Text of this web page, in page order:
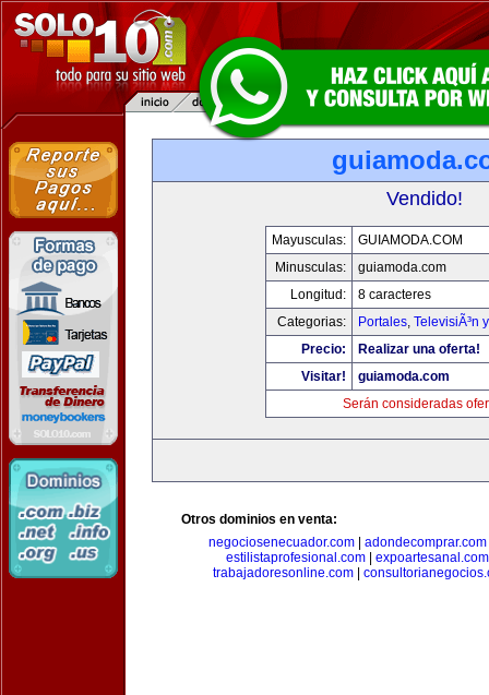
Vendido!
Mayusculas:
GUIAMODA.COM
Minusculas:
guiamoda.com
Longitud:
8 caracteres
Categorias:
Portales, TelevisiÃ³n
Precio:
Realizar una oferta!
Visitar!
guiamoda.com
Serán consideradas
Otros dominios en venta:
negociosenecuador.com| adondecomprar.com
estilistaprofesional.com
expoartesanal.com
trabajadoresonline.com